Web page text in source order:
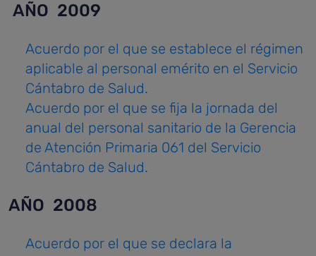
AÑO 2009
Acuerdo por el que se establece el régimen
aplicable al personal emérito en el Servicio
Cántabro de Salud.
Acuerdo por el que se fija la jornada del
anual del personal sanitario de la Gerencia
de Atención Primaria 061 del Servicio
Cántabro de Salud.
AÑO 2008
Acuerdo por el que se declara la